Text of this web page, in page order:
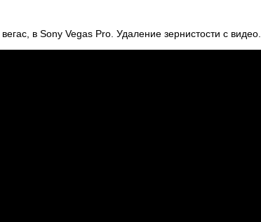
в Sony Vegas Pro. Удаление зернистости с видео.